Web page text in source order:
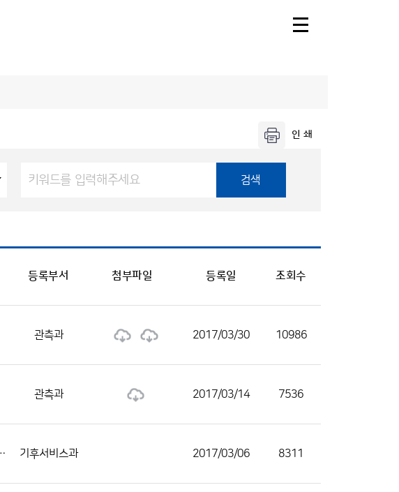
한라산·오름·올레·둘레길
바다날씨 날씨누리
검색
등록부서 첨부파일 등록일 조회수
관측과 2017/03/30 10986
관측과 2017/03/14 7536
화 캘리그라피 공모전」 기후서비스과 2017/03/06 8311